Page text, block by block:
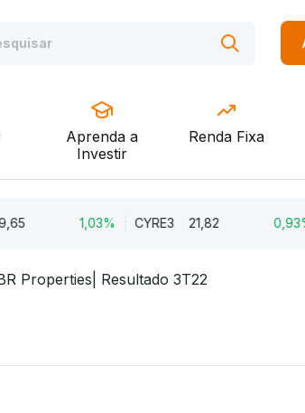
Aprenda a
Investir
Renda Fixa
1,03% CYRE3 21,82 0,93%
Properties| Resultado 3T22